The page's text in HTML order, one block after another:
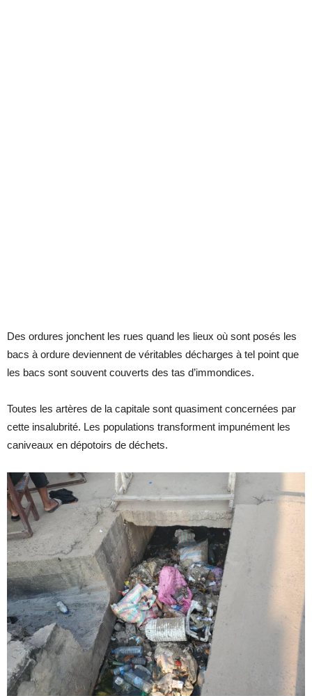
Des ordures jonchent les rues quand les lieux où sont posés les
bacs à ordure deviennent de véritables décharges à tel point que
les bacs sont souvent couverts des tas d’immondices.
Toutes les artères de la capitale sont quasiment concernées par
cette insalubrité. Les populations transforment impunément les
caniveaux en dépotoirs de déchets.